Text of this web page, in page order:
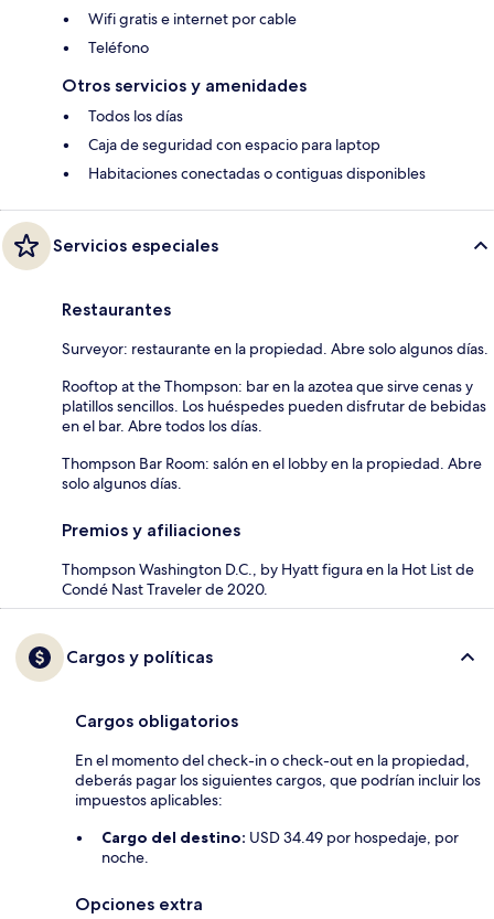
Wifi gratis e internet por cable
Teléfono
Otros servicios y amenidades
Todos los días
Caja de seguridad con espacio para laptop
Habitaciones conectadas o contiguas disponibles
Servicios especiales
Restaurantes
Surveyor: restaurante en la propiedad. Abre solo algunos días.
Rooftop at the Thompson: bar en la azotea que sirve cenas y
platillos sencillos. Los huéspedes pueden disfrutar de bebidas
en el bar. Abre todos los días.
Thompson Bar Room: salón en el lobby en la propiedad. Abre
solo algunos días.
Premios y afiliaciones
Thompson Washington D.C., by Hyatt figura en la Hot List de
Condé Nast Traveler de 2020.
Cargos y políticas
Cargos obligatorios
En el momento del check-in o check-out en la propiedad,
deberás pagar los siguientes cargos, que podrían incluir los
impuestos aplicables:
Cargo del destino: USD 34.49 por hospedaje, por
noche.
Opciones extra